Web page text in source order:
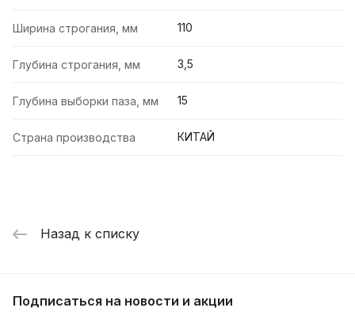
Ширина строгания, мм 110
Глубина строгания, мм 3,5
Глубина выборки паза, мм 15
Страна производства КИТАЙ
Назад к списку
Подписаться на новости и акции